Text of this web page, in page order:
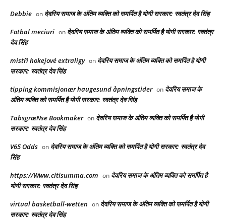
Debbie on देवरिय समाज के अंतिम व्यक्ति को समर्पित है योगी सरकार: स्वतंत्र देव सिंह
Fotbal meciuri on देवरिय समाज के अंतिम व्यक्ति को समर्पित है योगी सरकार: स्वतंत्र
देव सिंह
mistři hokejové extraligy on देवरिय समाज के अंतिम व्यक्ति को समर्पित है योगी
सरकार: स्वतंत्र देव सिंह
tipping kommisjonær haugesund åpningstider on देवरिय समाज के
अंतिम व्यक्ति को समर्पित है योगी सरकार: स्वतंत्र देव सिंह
TabsgræNse Bookmaker on देवरिय समाज के अंतिम व्यक्ति को समर्पित है योगी
सरकार: स्वतंत्र देव सिंह
V65 Odds on देवरिय समाज के अंतिम व्यक्ति को समर्पित है योगी सरकार: स्वतंत्र देव
सिंह
https://Www.citisumma.com on देवरिय समाज के अंतिम व्यक्ति को समर्पित है
योगी सरकार: स्वतंत्र देव सिंह
virtual basketball-wetten on देवरिय समाज के अंतिम व्यक्ति को समर्पित है योगी
सरकार: स्वतंत्र देव सिंह